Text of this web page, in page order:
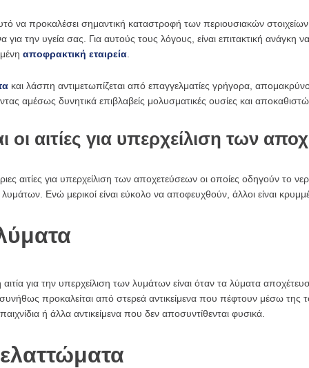
να προκαλέσει σημαντική καταστροφή των περιουσιακών
για την υγεία σας. Για αυτούς τους λόγους, είναι επιτακτική
αποφρακτική εταιρεία
και λάσπη αντιμετωπίζεται από επαγγελματίες γρήγορα,
αμέσως δυνητικά επιβλαβείς μολυσματικές ουσίες και
οι αιτίες για υπερχείλιση των
αιτίες για υπερχείλιση των αποχετεύσεων οι οποίες οδηγούν το
Ενώ μερικοί είναι εύκολο να αποφευχθούν, άλλοι είναι
για την υπερχείλιση των λυμάτων είναι όταν τα λύματα
προκαλείται από στερεά αντικείμενα που πέφτουν μέσω
ή άλλα αντικείμενα που δεν αποσυντίθενται φυσικά.